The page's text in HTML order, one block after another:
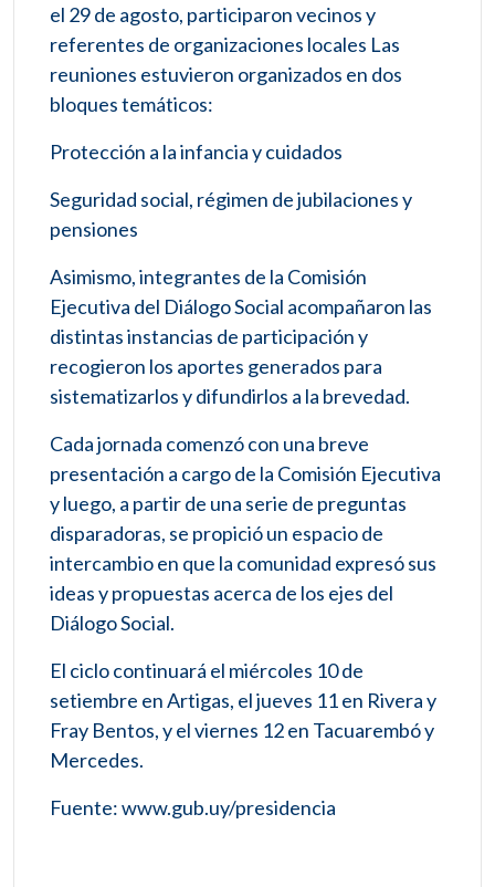
el 29 de agosto, participaron vecinos y
referentes de organizaciones locales Las
reuniones estuvieron organizados en dos
bloques temáticos:
Protección a la infancia y cuidados
Seguridad social, régimen de jubilaciones y
pensiones
Asimismo, integrantes de la Comisión
Ejecutiva del Diálogo Social acompañaron las
distintas instancias de participación y
recogieron los aportes generados para
sistematizarlos y difundirlos a la brevedad.
Cada jornada comenzó con una breve
presentación a cargo de la Comisión Ejecutiva
y luego, a partir de una serie de preguntas
disparadoras, se propició un espacio de
intercambio en que la comunidad expresó sus
ideas y propuestas acerca de los ejes del
Diálogo Social.
El ciclo continuará el miércoles 10 de
setiembre en Artigas, el jueves 11 en Rivera y
Fray Bentos, y el viernes 12 en Tacuarembó y
Mercedes.
Fuente: www.gub.uy/presidencia